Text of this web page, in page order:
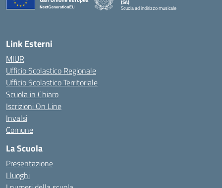
(SA)
Scuola ad indirizzo musicale
Link Esterni
MIUR
Ufficio Scolastico Regionale
Ufficio Scolastico Territoriale
Scuola in Chiaro
Iscrizioni On Line
Invalsi
Comune
La Scuola
Presentazione
I luoghi